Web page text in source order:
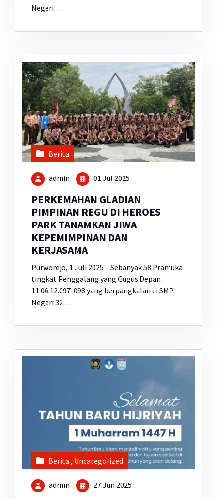
Negeri…
Berita
admin 01 Jul 2025
PERKEMAHAN GLADIAN
PIMPINAN REGU DI HEROES
PARK TANAMKAN JIWA
KEPEMIMPINAN DAN
KERJASAMA
Purworejo, 1 Juli 2025 – Sebanyak 58 Pramuka
tingkat Penggalang yang Gugus Depan
11.06.12.097-098 yang berpangkalan di SMP
Negeri 32…
Berita , Uncategorized
admin 27 Jun 2025